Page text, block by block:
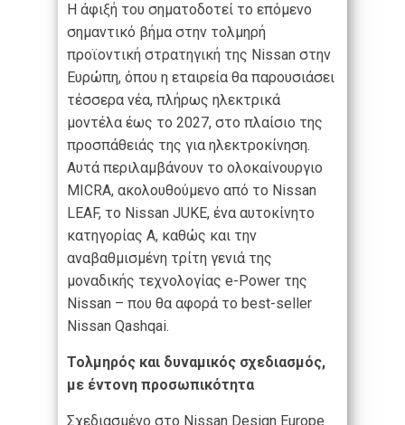
Η άφιξή του σηματοδοτεί το επόμενο
σημαντικό βήμα στην τολμηρή
προϊοντική στρατηγική της Nissan στην
Ευρώπη, όπου η εταιρεία θα παρουσιάσει
τέσσερα νέα, πλήρως ηλεκτρικά
μοντέλα έως το 2027, στο πλαίσιο της
προσπάθειάς της για ηλεκτροκίνηση.
Αυτά περιλαμβάνουν το ολοκαίνουργιο
MICRA, ακολουθούμενο από το Nissan
LEAF, το Nissan JUKE, ένα αυτοκίνητο
κατηγορίας Α, καθώς και την
αναβαθμισμένη τρίτη γενιά της
μοναδικής τεχνολογίας e-Power της
Nissan – που θα αφορά το best-seller
Nissan Qashqai.
Τολμηρός και δυναμικός σχεδιασμός,
με έντονη προσωπικότητα
Σχεδιασμένο στο Nissan Design Europe